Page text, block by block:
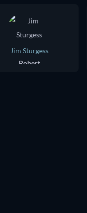
Jim Sturgess
Robert